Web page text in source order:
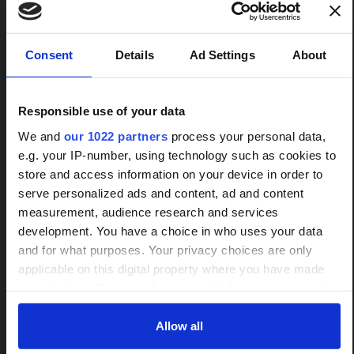
Consent Details Ad Settings About
Responsible use of your data
We and our 1022 partners process your personal data,
e.g. your IP-number, using technology such as cookies to
store and access information on your device in order to
serve personalized ads and content, ad and content
measurement, audience research and services
development. You have a choice in who uses your data
and for what purposes. Your privacy choices are only
applicable on this digital property where you have made
any time from the Cookie Declaration or by clicking on the
Allow all
Treppenlifte unverbindlich
vergleichen
Wir informieren zu Arten und Preisen
Mit einer Anfrage bis zu 3 Angebote
vergleichen
24h-Betreuungskraft
gesucht?
Über 800 Anbieter